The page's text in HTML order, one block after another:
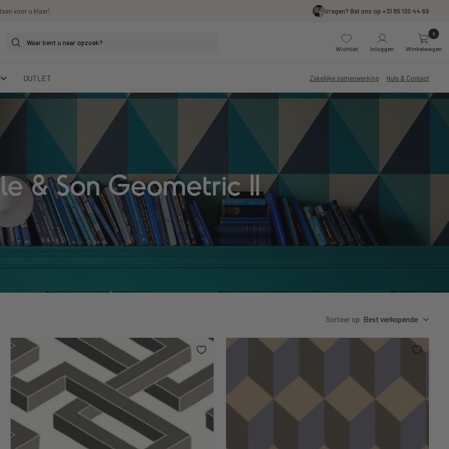
voor u klaar! Vragen? Bel ons op +31 85 130 44 69
Wishlist Inloggen Winkelwagen
0
OUTLET Zakelijke samenwerking Hulp & Contact
& Son Geometric II
Sorteer op Best verkopende